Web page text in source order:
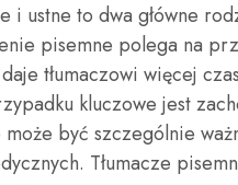
i ustne to dwa główne
pisemne polega na
tłumaczowi więcej
kluczowe jest
być szczególnie
Tłumacze